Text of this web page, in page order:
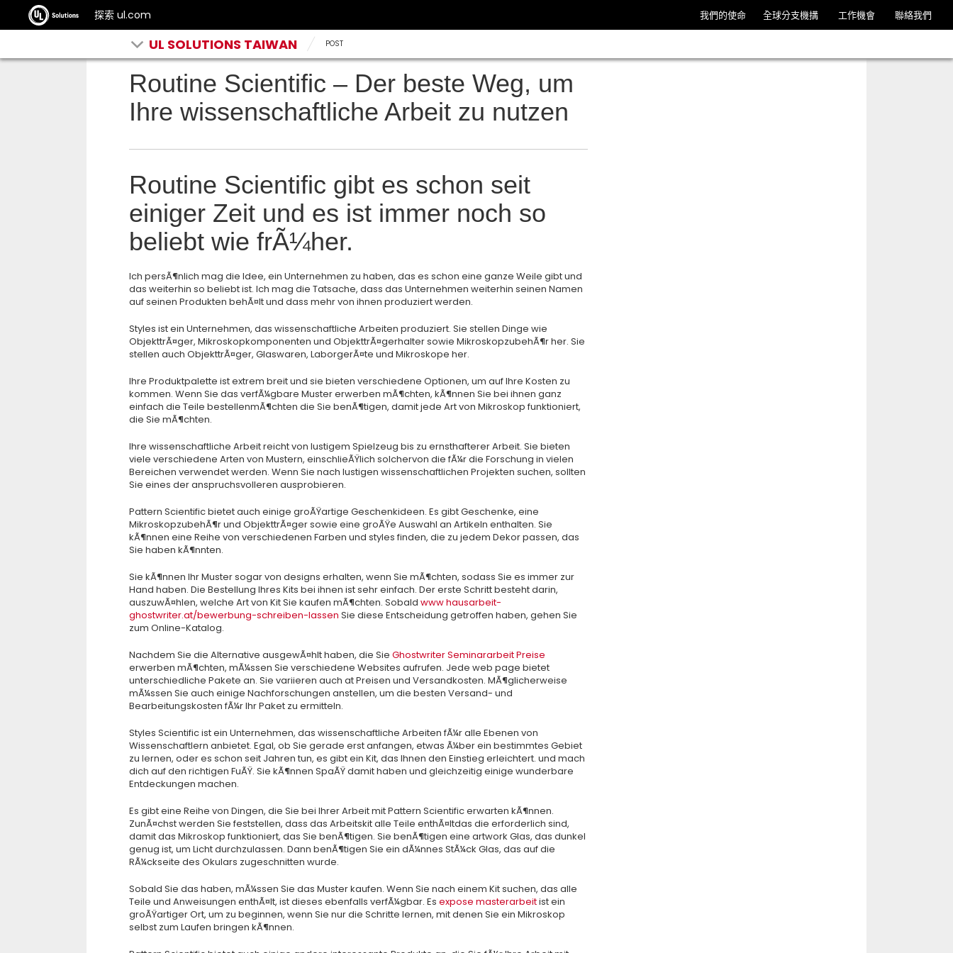
探索 ul.com 我們的使命 全球分支機搆 工作機會 聯絡我們
UL SOLUTIONS TAIWAN POST
Routine Scientific – Der beste Weg, um
Ihre wissenschaftliche Arbeit zu nutzen
Routine Scientific gibt es schon seit
einiger Zeit und es ist immer noch so
beliebt wie frÃ¼her.
Ich persÃ¶nlich mag die Idee, ein Unternehmen zu haben, das es schon eine ganze Weile gibt und
das weiterhin so beliebt ist. Ich mag die Tatsache, dass das Unternehmen weiterhin seinen Namen
auf seinen Produkten behÃ¤lt und dass mehr von ihnen produziert werden.
Styles ist ein Unternehmen, das wissenschaftliche Arbeiten produziert. Sie stellen Dinge wie
ObjekttrÃ¤ger, Mikroskopkomponenten und ObjekttrÃ¤gerhalter sowie MikroskopzubehÃ¶r her. Sie
stellen auch ObjekttrÃ¤ger, Glaswaren, LaborgerÃ¤te und Mikroskope her.
Ihre Produktpalette ist extrem breit und sie bieten verschiedene Optionen, um auf Ihre Kosten zu
kommen. Wenn Sie das verfÃ¼gbare Muster erwerben mÃ¶chten, kÃ¶nnen Sie bei ihnen ganz
einfach die Teile bestellenmÃ¶chten die Sie benÃ¶tigen, damit jede Art von Mikroskop funktioniert,
die Sie mÃ¶chten.
Ihre wissenschaftliche Arbeit reicht von lustigem Spielzeug bis zu ernsthafterer Arbeit. Sie bieten
viele verschiedene Arten von Mustern, einschlieÃŸlich solchervon die fÃ¼r die Forschung in vielen
Bereichen verwendet werden. Wenn Sie nach lustigen wissenschaftlichen Projekten suchen, sollten
Sie eines der anspruchsvolleren ausprobieren.
Pattern Scientific bietet auch einige groÃŸartige Geschenkideen. Es gibt Geschenke, eine
MikroskopzubehÃ¶r und ObjekttrÃ¤ger sowie eine groÃŸe Auswahl an Artikeln enthalten. Sie
kÃ¶nnen eine Reihe von verschiedenen Farben und styles finden, die zu jedem Dekor passen, das
Sie haben kÃ¶nnten.
Sie kÃ¶nnen Ihr Muster sogar von designs erhalten, wenn Sie mÃ¶chten, sodass Sie es immer zur
Hand haben. Die Bestellung Ihres Kits bei ihnen ist sehr einfach. Der erste Schritt besteht darin,
auszuwÃ¤hlen, welche Art von Kit Sie kaufen mÃ¶chten. Sobald www hausarbeit-
ghostwriter.at/bewerbung-schreiben-lassen Sie diese Entscheidung getroffen haben, gehen Sie
zum Online-Katalog.
Nachdem Sie die Alternative ausgewÃ¤hlt haben, die Sie Ghostwriter Seminararbeit Preise
erwerben mÃ¶chten, mÃ¼ssen Sie verschiedene Websites aufrufen. Jede web page bietet
unterschiedliche Pakete an. Sie variieren auch at Preisen und Versandkosten. MÃ¶glicherweise
mÃ¼ssen Sie auch einige Nachforschungen anstellen, um die besten Versand- und
Bearbeitungskosten fÃ¼r Ihr Paket zu ermitteln.
Styles Scientific ist ein Unternehmen, das wissenschaftliche Arbeiten fÃ¼r alle Ebenen von
Wissenschaftlern anbietet. Egal, ob Sie gerade erst anfangen, etwas Ã¼ber ein bestimmtes Gebiet
zu lernen, oder es schon seit Jahren tun, es gibt ein Kit, das Ihnen den Einstieg erleichtert. und mach
dich auf den richtigen FuÃŸ. Sie kÃ¶nnen SpaÃŸ damit haben und gleichzeitig einige wunderbare
Entdeckungen machen.
Es gibt eine Reihe von Dingen, die Sie bei Ihrer Arbeit mit Pattern Scientific erwarten kÃ¶nnen.
ZunÃ¤chst werden Sie feststellen, dass das Arbeitskit alle Teile enthÃ¤ltdas die erforderlich sind,
damit das Mikroskop funktioniert, das Sie benÃ¶tigen. Sie benÃ¶tigen eine artwork Glas, das dunkel
genug ist, um Licht durchzulassen. Dann benÃ¶tigen Sie ein dÃ¼nnes StÃ¼ck Glas, das auf die
RÃ¼ckseite des Okulars zugeschnitten wurde.
Sobald Sie das haben, mÃ¼ssen Sie das Muster kaufen. Wenn Sie nach einem Kit suchen, das alle
Teile und Anweisungen enthÃ¤lt, ist dieses ebenfalls verfÃ¼gbar. Es expose masterarbeitist ein
groÃŸartiger Ort, um zu beginnen, wenn Sie nur die Schritte lernen, mit denen Sie ein Mikroskop
selbst zum Laufen bringen kÃ¶nnen.